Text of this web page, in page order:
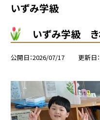
いずみ学級
いずみ学級 き
公開日 2026/07/17 更新日